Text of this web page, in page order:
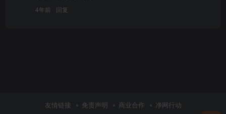
4年前 回复
友情链接 免责声明 商业合作 净网行动